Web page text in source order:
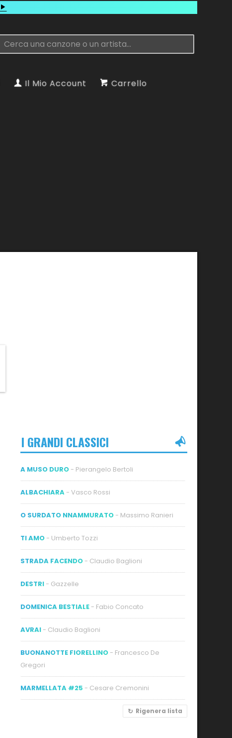
Il Mio Account Carrello
I GRANDI CLASSICI
A MUSO DURO - Pierangelo Bertoli
ALBACHIARA - Vasco Rossi
O SURDATO NNAMMURATO - Massimo Ranieri
TI AMO - Umberto Tozzi
STRADA FACENDO - Claudio Baglioni
DESTRI - Gazzelle
DOMENICA BESTIALE - Fabio Concato
AVRAI - Claudio Baglioni
BUONANOTTE FIORELLINO - Francesco De
Gregori
MARMELLATA #25 - Cesare Cremonini
Rigenera lista